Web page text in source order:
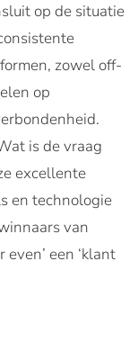
op de situatie
zowel off-
op
is de vraag
excellente
en technologie
van
een ‘klant